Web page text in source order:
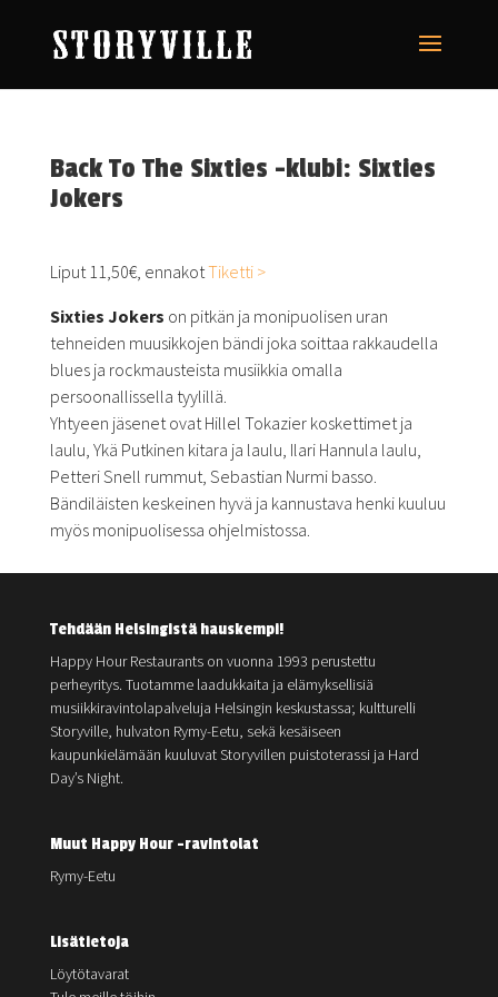
Back To The Sixties -klubi: Sixties
Jokers
Liput 11,50€, ennakotTiketti >
Sixties Jokers on pitkän ja monipuolisen uran
tehneiden muusikkojen bändi joka soittaa rakkaudella
blues ja rockmausteista musiikkia omalla
persoonallissella tyylillä.
Yhtyeen jäsenet ovat Hillel Tokazier koskettimet ja
laulu, Ykä Putkinen kitara ja laulu, Ilari Hannula laulu,
Petteri Snell rummut, Sebastian Nurmi basso.
Bändiläisten keskeinen hyvä ja kannustava henki kuuluu
myös monipuolisessa ohjelmistossa.
Tehdään Helsingistä hauskempi!
Happy Hour Restaurants on vuonna 1993 perustettu
perheyritys. Tuotamme laadukkaita ja elämyksellisiä
musiikkiravintolapalveluja Helsingin keskustassa; kultturelli
Storyville, hulvaton Rymy-Eetu, sekä kesäiseen
kaupunkielämään kuuluvat Storyvillen puistoterassi ja Hard
Day’s Night.
Muut Happy Hour -ravintolat
Rymy-Eetu
Lisätietoja
Löytötavarat